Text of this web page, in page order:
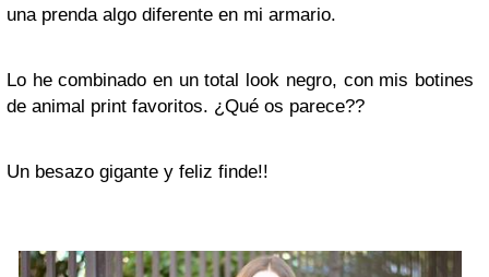
una prenda algo diferente en mi armario.
Lo he combinado en un total look negro, con mis botines
de animal print favoritos. ¿Qué os parece??
Un besazo gigante y feliz finde!!